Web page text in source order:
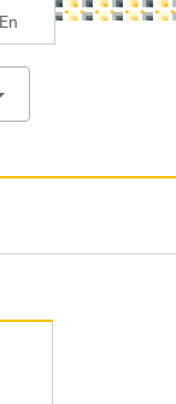
En
English